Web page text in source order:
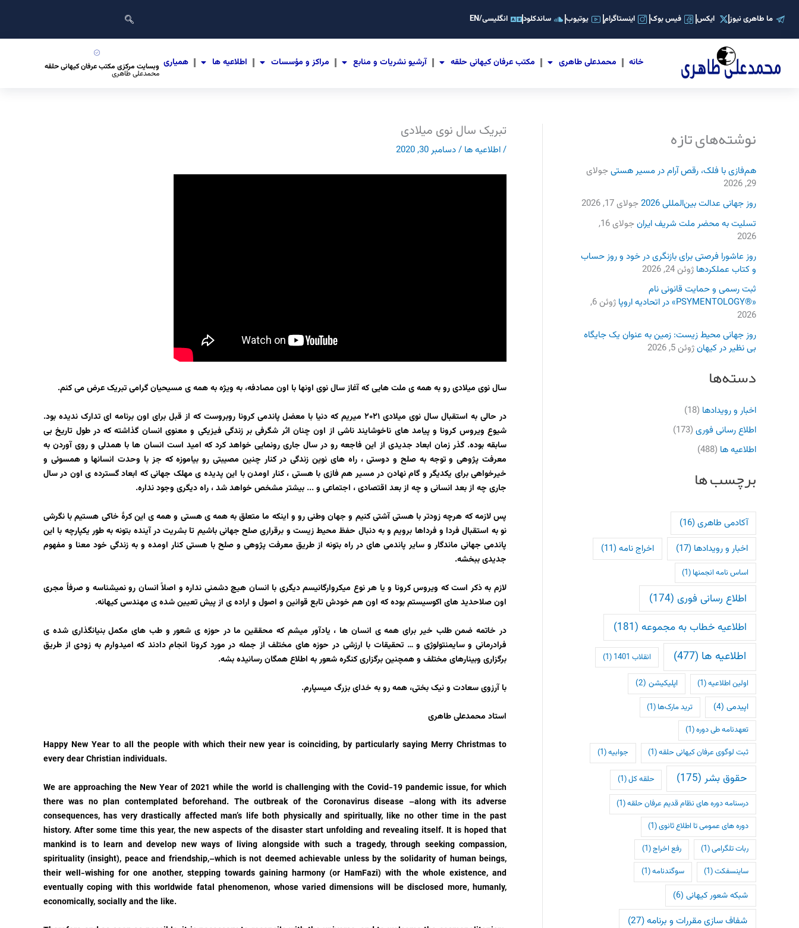
ما طاهری نیوز ایکس فیس بوک اینستاگرام یوتیوب ساندکلود انگلیسی/EN
خانه محمدعلی طاهری مکتب عرفان کیهانی حلقه آرشیو نشریات و منابع مراکز و مؤسسات اطلاعیه ها همیاری وبسایت مرکزی مکتب عرفان کیهانی حلقه
محمدعلی طاهری
نوشته‌های تازه
هم‌فازی با فلک، رقص آرام در مسیر هستیجولای
29, 2026
روز جهانی عدالت بین‌المللی 2026
جولای 17, 2026
تسلیت به محضر ملت شریف ایران
جولای 16,
2026
روز عاشورا فرصتی برای بازنگری در خود و روز حساب
و کتاب عملکردها ژوئن 24, 2026
ثبت رسمی و حمایت قانونی نام
«®PSYMENTOLOGY» در اتحادیه اروپا
ژوئن 6,
2026
روز جهانی محیط زیست: زمین به عنوان یک جایگاه
بی نظیر در کیهانژوئن 5, 2026
دسته‌ها
اخبار و رویدادها (18)
اطلاع رسانی فوری (173)
اطلاعیه ها (488)
برچسب ها
آکادمی طاهری(16)
اخبار و رویدادها (17) اخراج نامه (11)
اساس نامه انجمنها (1)
اطلاع رسانی فوری (174)
اطلاعیه خطاب به مجموعه (181)
اطلاعیه ها (477) انقلاب 1401 (1)
اولین اطلاعیه(1) اپلیکیشن (2)
اپیدمی (4) ترید مارک‌ها (1)
تعهدنامه طی دوره(1)
ثبت لوگوی عرفان کیهانی حلقه(1) جوابیه(1)
حقوق بشر (175) حلقه کل(1)
درسنامه دوره های نظام قدیم عرفان حلقه(1)
دوره های عمومی تا اطلاع ثانوی(1)
ربات تلگرامی(1) رفع اخراج(1)
ساینسفکت(1) سوگندنامه(1)
شبکه شعور کیهانی(6)
شفاف سازی مقررات و برنامه(27)
تبریک سال نوی میلادی
/اطلاعیه ها /دسامبر 30, 2020
سال نوی میلادی رو به همه ی ملت هایی که آغاز سال نوی اونها با اون مصادفه، به ویژه به همه ی مسیحیان گرامی تبریک عرض می کنم.
در حالی به استقبال سال نوی میلادی ۲۰۲۱ میریم که دنیا با معضل پاندمی کرونا روبروست که از قبل برای اون برنامه ای تدارک ندیده بود.
شیوع ویروس کرونا و پیامد های ناخوشایند ناشی از اون چنان اثر شگرفی بر زندگی فیزیکی و معنوی انسان گذاشته که در طول تاریخ بی
سابقه بوده. گذر زمان ابعاد جدیدی از این فاجعه رو در سال جاری رونمایی خواهد کرد که امید است انسان ها با همدلی و روی آوردن به
معرفت پژوهی و توجه به صلح و دوستی ، راه های نوین زندگی در کنار چنین مصیبتی رو بیاموزه که جز با وحدت انسانها و همسوئی و
خیرخواهی برای یکدیگر و گام نهادن در مسیر هم فازی با هستی ، کنار اومدن با این پدیده ی مهلک جهانی که ابعاد گسترده ی اون در سال
جاری چه از بعد انسانی و چه از بعد اقتصادی ، اجتماعی و .‌‌.. بیشتر مشخص خواهد شد ، راه دیگری وجود نداره.
پس لازمه که هرچه زودتر با هستی آشتی کنیم و جهان وطنی رو و اینکه ما متعلق به همه ی هستی و همه ی این کرهٔ خاکی هستیم با نگرشی
نو به استقبال فردا و فرداها برویم و به دنبال حفظ محیط زیست و برقراری صلح جهانی باشیم تا بشریت در آینده بتونه به طور یکپارچه با این
پاندمی جهانی ماندگار و سایر پاندمی های در راه بتونه از طریق معرفت پژوهی و صلح با هستی کنار اومده و به زندگی خود معنا و مفهوم
جدیدی ببخشه‌.
لازم به ذکر است که ویروس کرونا و یا هر نوع میکروارگانیسم دیگری با انسان هیچ دشمنی نداره و اصلاً انسان رو نمیشناسه و صرفاً مجری
اون صلاحدید های اکوسیستم بوده که اون هم خودش تابع قوانین و اصول و اراده ی از پیش تعیین شده ی مهندسی کیهانه.
در خاتمه ضمن طلب خیر برای همه ی انسان ها ، یادآور میشم که محققین ما در حوزه ی شعور و طب های مکمل بنیانگذاری شده ی
فرادرمانی و سایمنتولوژی و … تحقیقات با ارزشی در حوزه های مختلف از جمله در مورد کرونا انجام دادند که امیدوارم به زودی از طریق
برگزاری وبینارهای مختلف و همچنین برگزاری کنگره شعور به اطلاع همگان رسانیده بشه.
با آرزوی سعادت و نیک بختی، همه رو به خدای بزرگ میسپارم.
استاد محمدعلی طاهری
Happy New Year to all the people with which their new year is coinciding, by particularly saying Merry Christmas to
every dear Christian individuals.
We are approaching the New Year of 2021 while the world is challenging with the Covid-19 pandemic issue, for which
there was no plan contemplated beforehand. The outbreak of the Coronavirus disease –along with its adverse
consequences, has very drastically affected man’s life both physically and spiritually, like no other time in the past
history. After some time this year, the new aspects of the disaster start unfolding and revealing itself. It is hoped that
mankind is to learn and develop new ways of living alongside with such a tragedy, through seeking compassion,
spirituality (insight), peace and friendship,–which is not deemed achievable unless by the solidarity of human beings,
their well-wishing for one another, stepping towards gaining harmony (or HamFazi) with the whole existence, and
eventually coping with this worldwide fatal phenomenon, whose varied dimensions will be disclosed more, humanly,
economically, socially and the like.